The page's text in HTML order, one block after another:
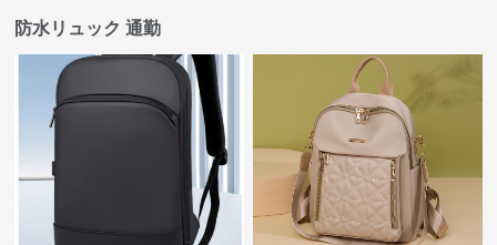
防水リュック 通勤